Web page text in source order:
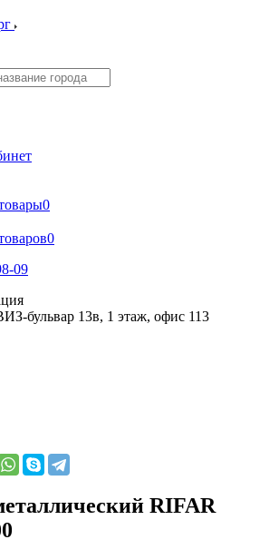
0
0
09
бульвар 13в, 1 этаж, офис 113
RIFAR